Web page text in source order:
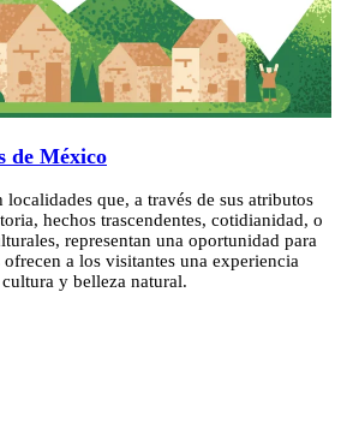
de México
que, a través de sus atributos
hechos trascendentes, cotidianidad, o
representan una oportunidad para
a los visitantes una experiencia
y belleza natural.